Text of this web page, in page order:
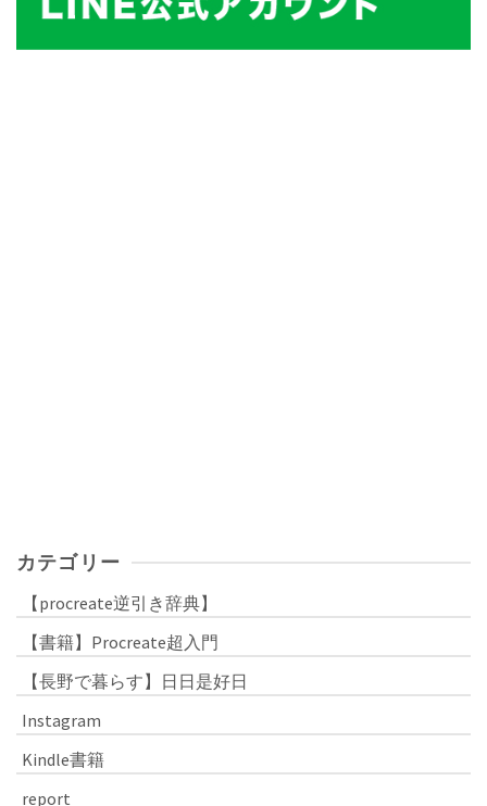
カテゴリー
【procreate逆引き辞典】
【書籍】Procreate超入門
【長野で暮らす】日日是好日
Instagram
Kindle書籍
report